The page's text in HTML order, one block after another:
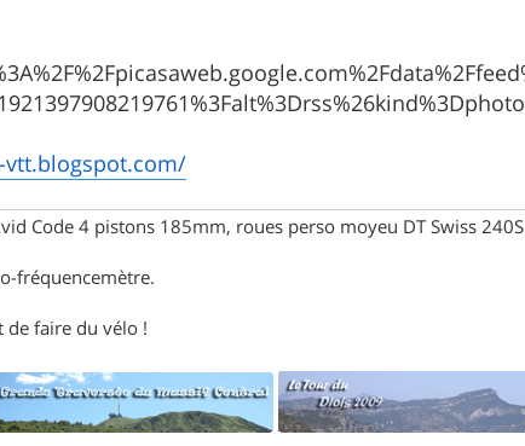
Code 4 pistons 185mm, roues perso moyeu DT Swiss
fréquencemètre.
de faire du vélo !